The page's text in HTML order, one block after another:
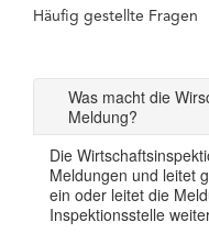
Häufig gestellte Fragen
Was macht die
Meldung?
Die
Meldungen und leitet
ein oder leitet die
Inspektionsstelle